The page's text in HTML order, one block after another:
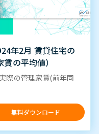
年2月 賃貸住宅の
の平均値）
際の管理家賃(前年同
無料ダウンロード